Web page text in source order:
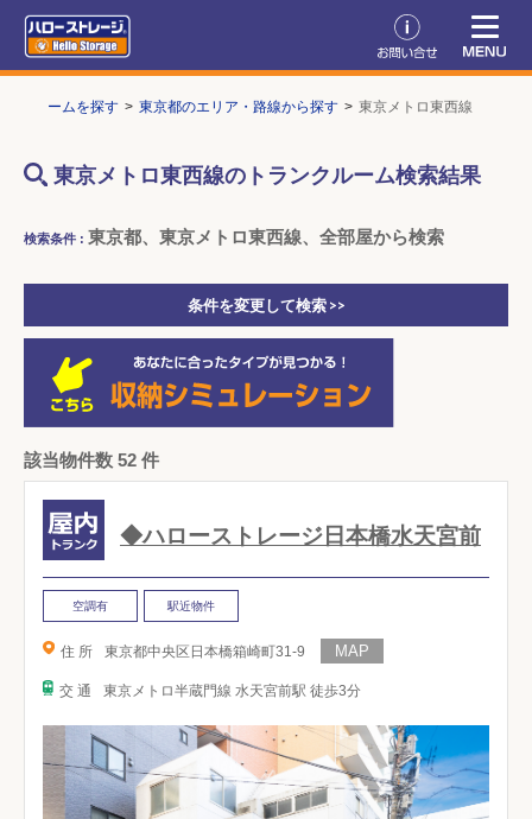
ンクルームを探す 東京都のエリア・路線から探す 東京メトロ東西線
東京メトロ東西線のトランクルーム検索結果
検索条件 : 東京都、東京メトロ東西線、全部屋から検索
条件を変更して検索 >>
該当物件数 52 件
◆ハローストレージ日本橋水天宮前
空調有 駅近物件
住 所 東京都中央区日本橋箱崎町31-9
交 通 東京メトロ半蔵門線 水天宮前駅 徒歩3分